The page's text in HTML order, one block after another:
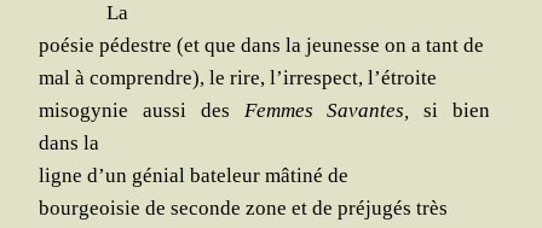
La
poé­sie pédestre (et que dans la jeu­nesse on a tant de
mal à com­prendre), le rire, l’irrespect, l’étroite
miso­gy­nie aus­si des Femmes Savantes,
si bien
dans la
ligne d’un génial bate­leur mâti­né de
bour­geoi­sie de seconde zone et de pré­ju­gés très